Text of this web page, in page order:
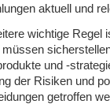
aktuell und
wichtige Regel
müssen
und -
der Risiken und
getroffen